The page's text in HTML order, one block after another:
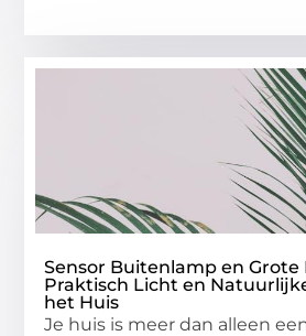
Sensor Buitenlamp en
Praktisch Licht en
het Huis
Je huis is meer dan alleen